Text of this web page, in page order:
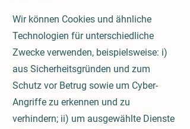
Wir können Cookies und ähnliche
Technologien für unterschiedliche
Zwecke verwenden, beispielsweise: i)
aus Sicherheitsgründen und zum
Schutz vor Betrug sowie um Cyber-
Angriffe zu erkennen und zu
verhindern; ii) um ausgewählte Dienste